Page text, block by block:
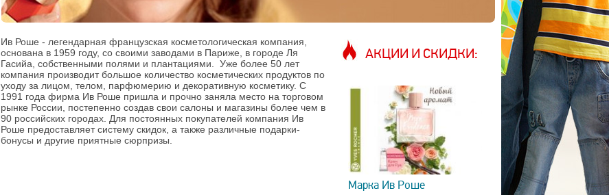
Ив Роше - легендарная французская косметологическая компания,
основана в 1959 году, со своими заводами в Париже, в городе Ля
Гасийа, собственными полями и плантациями. Уже более 50 лет
компания производит большое количество косметических продуктов по
уходу за лицом, телом, парфюмерию и декоративную косметику. С
1991 года фирма Ив Роше пришла и прочно заняла место на торговом
рынке России, постепенно создав свои салоны и магазины более чем в
90 российских городах. Для постоянных покупателей компания Ив
Роше предоставляет систему скидок, а также различные подарки-
бонусы и другие приятные сюрпризы.
АКЦИИ И СКИДКИ:
Марка Ив Роше